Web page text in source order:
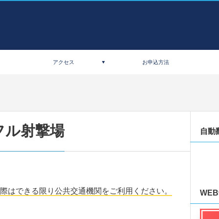
アクセス お申込方法
ル射撃場
はできる限り公共交通機関をご利用ください。
自動